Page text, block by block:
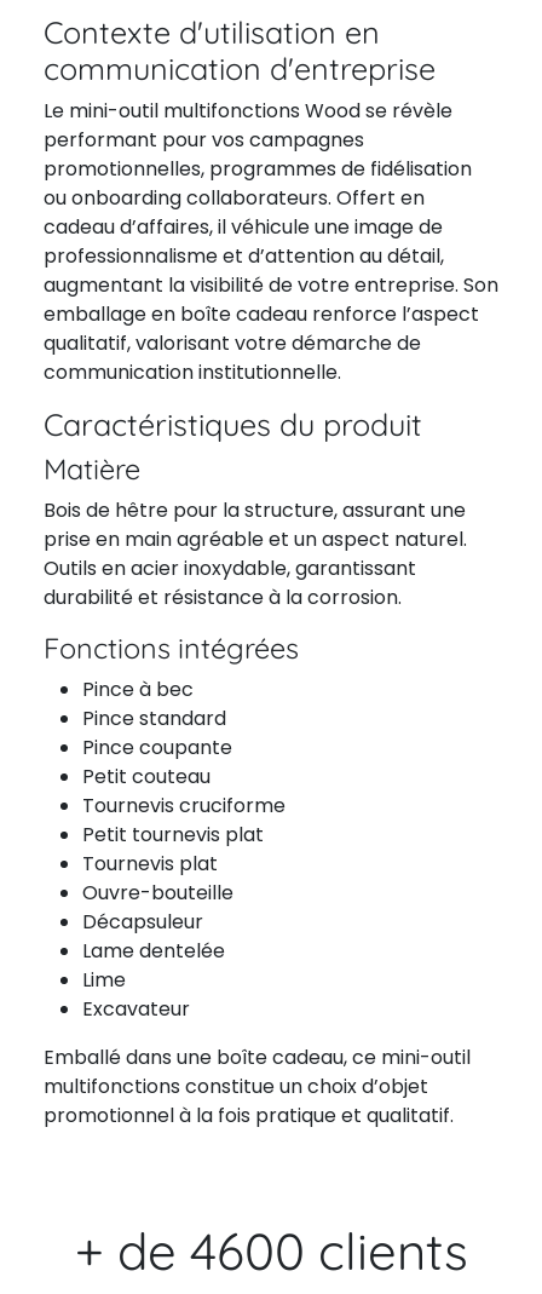
Contexte d'utilisation en
communication d'entreprise
Le mini-outil multifonctions Wood se révèle
performant pour vos campagnes
promotionnelles, programmes de fidélisation
ou onboarding collaborateurs. Offert en
cadeau d’affaires, il véhicule une image de
professionnalisme et d’attention au détail,
augmentant la visibilité de votre entreprise. Son
emballage en boîte cadeau renforce l’aspect
qualitatif, valorisant votre démarche de
communication institutionnelle.
Caractéristiques du produit
Matière
Bois de hêtre pour la structure, assurant une
prise en main agréable et un aspect naturel.
Outils en acier inoxydable, garantissant
durabilité et résistance à la corrosion.
Fonctions intégrées
Pince à bec
Pince standard
Pince coupante
Petit couteau
Tournevis cruciforme
Petit tournevis plat
Tournevis plat
Ouvre-bouteille
Décapsuleur
Lame dentelée
Lime
Excavateur
Emballé dans une boîte cadeau, ce mini-outil
multifonctions constitue un choix d’objet
promotionnel à la fois pratique et qualitatif.
+ de 4600 clients